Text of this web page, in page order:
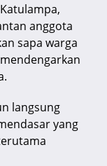
anggota
sapa warga
langsung
yang